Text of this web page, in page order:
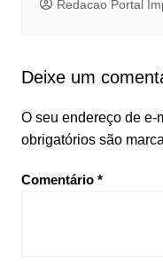
Redacao Portal
Deixe um
O seu endereço de e-
obrigatórios são
Comentário *